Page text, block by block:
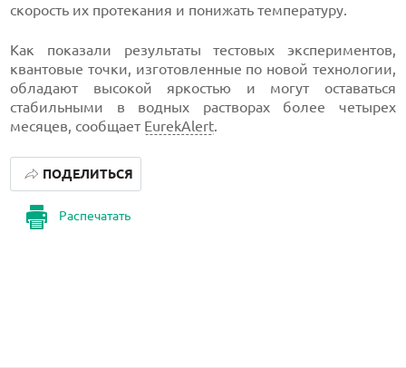
скорость их протекания и понижать температуру.
Как показали результаты тестовых экспериментов,
квантовые точки, изготовленные по новой технологии,
обладают высокой яркостью и могут оставаться
стабильными в водных растворах более четырех
месяцев, сообщает EurekAlert.
Распечатать
ПОДЕЛИТЬСЯ